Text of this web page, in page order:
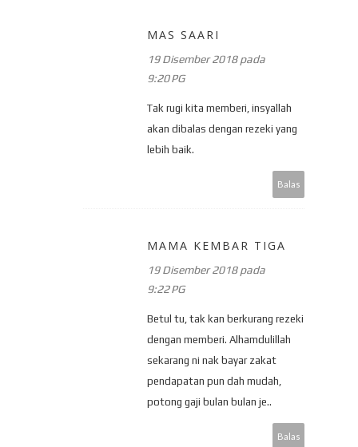
MAS SAARI
19 Disember 2018 pada
9:20 PG
Tak rugi kita memberi, insyallah
akan dibalas dengan rezeki yang
lebih baik.
Balas
MAMA KEMBAR TIGA
19 Disember 2018 pada
9:22 PG
Betul tu, tak kan berkurang rezeki
dengan memberi. Alhamdulillah
sekarang ni nak bayar zakat
pendapatan pun dah mudah,
potong gaji bulan bulan je..
Balas